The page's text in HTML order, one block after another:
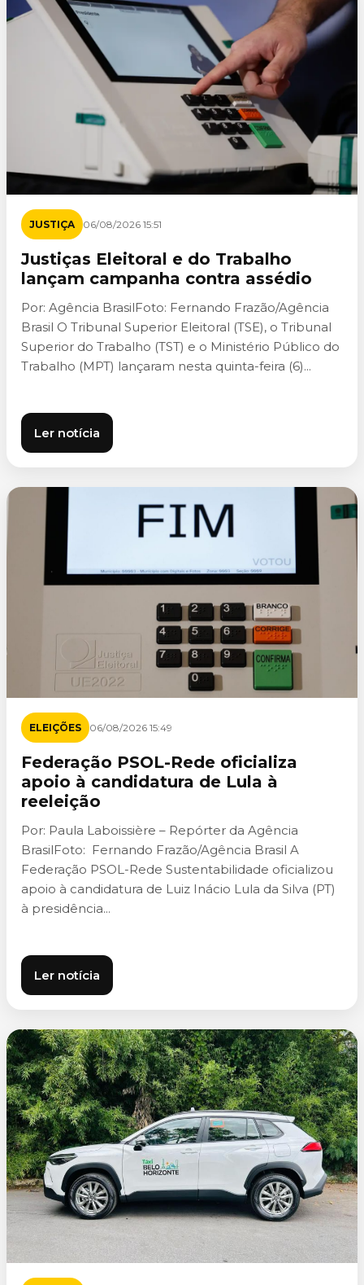
JUSTIÇA 06/08/2026 15:51
Justiças Eleitoral e do Trabalho
lançam campanha contra assédio
Por: Agência BrasilFoto: Fernando Frazão/Agência
Brasil O Tribunal Superior Eleitoral (TSE), o Tribunal
Superior do Trabalho (TST) e o Ministério Público do
Trabalho (MPT) lançaram nesta quinta-feira (6)...
Ler notícia
ELEIÇÕES 06/08/2026 15:49
Federação PSOL-Rede oficializa
apoio à candidatura de Lula à
reeleição
Por: Paula Laboissière – Repórter da Agência
BrasilFoto: Fernando Frazão/Agência Brasil A
Federação PSOL-Rede Sustentabilidade oficializou
apoio à candidatura de Luiz Inácio Lula da Silva (PT)
à presidência...
Ler notícia